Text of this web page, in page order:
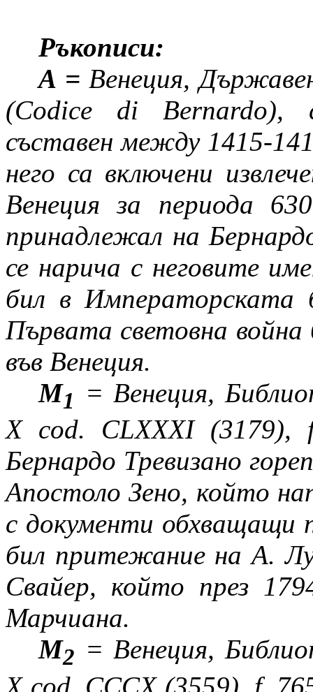
Ръкописи:
А = Венеция,
(Codice di Bernardo),
съставен между 1415-
него са включени
Венеция за периода
принадлежал на
се нарича с неговите
бил в Императорската
Първата световна
във Венеция.
М1
= Венеция,
X cod. CLXXXI(3179),
Бернардо Тревизано
Апостоло Зено, който
с документи обхващащи
бил притежание на А.
Свайер, който през
Марчиана.
М2 = Венеция,